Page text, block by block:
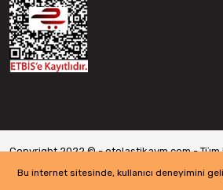
Bu internet sitesinde, kullanıcı deneyimini
Copyright 2022 © - otolastikavm.com - Tüm